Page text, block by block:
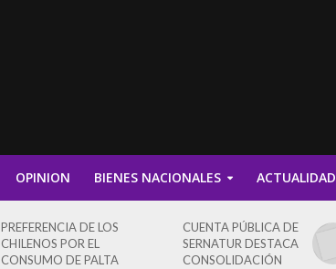
OPINION BIENES NACIONALES ACTUALIDAD
PREFERENCIA DE LOS
CHILENOS POR EL
CONSUMO DE PALTA
CUENTA PÚBLICA DE
SERNATUR DESTACA
CONSOLIDACIÓN